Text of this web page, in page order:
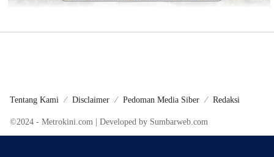
Tentang Kami Disclaimer Pedoman Media Siber Redaksi
©2024 - Metrokini.com | Developed by Sumbarweb.com